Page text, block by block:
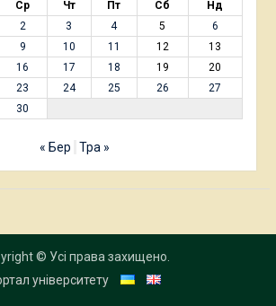
Ср Чт Пт Сб
Нд
2 3 4 5
6
9 10 11 12
13
16 17 18 19
20
23 24 25 26
27
30
« Бер Тра »
© Усі права захищено.
університету